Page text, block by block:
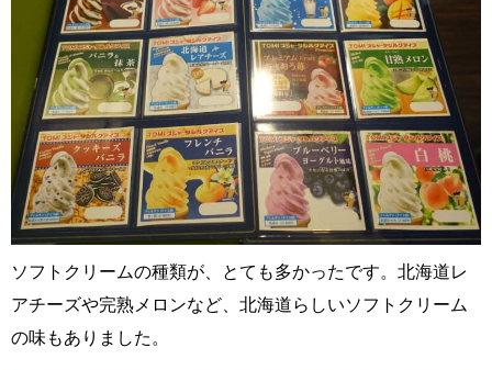
ソフトクリームの種類が、とても多かったです。北海道レ
アチーズや完熟メロンなど、北海道らしいソフトクリーム
の味もありました。